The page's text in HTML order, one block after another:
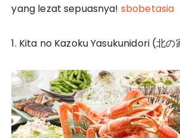
yang lezat sepuasnya! sbobetasia
1. Kita no Kazoku Yasukunidori (北の